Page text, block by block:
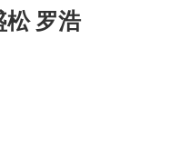
罗浩